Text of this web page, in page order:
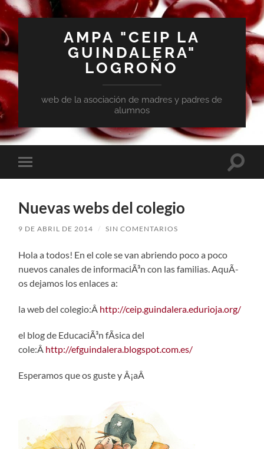
AMPA "CEIP LA
GUINDALERA"
LOGROÑO
web de la asociación de madres y padres de
alumnos
Nuevas webs del colegio
9 DE ABRIL DE 2014 / SIN COMENTARIOS
Hola a todos! En el cole se van abriendo poco a poco
nuevos canales de informaciÃ³n con las familias. AquÃ­
os dejamos los enlaces a:
la web del colegio:Â http://ceip.guindalera.edurioja.org/
el blog de EducaciÃ³n fÃ­sica del
cole:Â http://efguindalera.blogspot.com.es/
Esperamos que os guste y Â¡aÂ